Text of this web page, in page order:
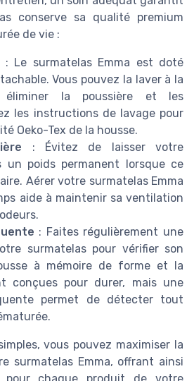
conserve sa qualité premium
de vie :
: Le surmatelas Emma est doté
Vous pouvez la laver à la
éliminer la poussière et les
les instructions de lavage pour
Oeko-Tex de la housse.
: Évitez de laisser votre
un poids permanent lorsque ce
Aérer votre surmatelas Emma
aide à maintenir sa ventilation
: Faites régulièrement une
surmatelas pour vérifier son
à mémoire de forme et la
conçues pour durer, mais une
permet de détecter tout
vous pouvez maximiser la
surmatelas Emma, offrant ainsi